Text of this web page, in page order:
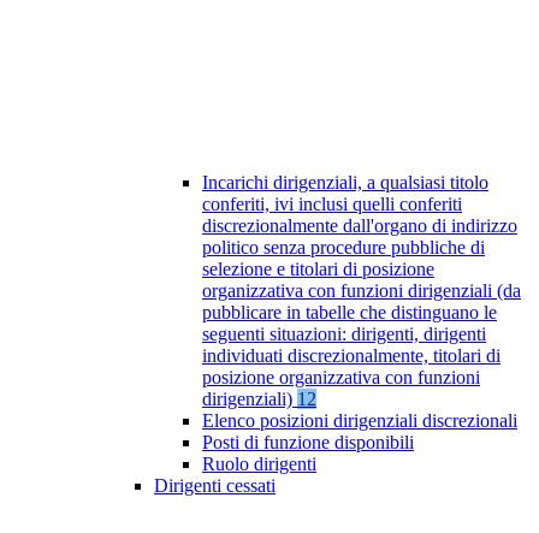
Incarichi dirigenziali, a qualsiasi titolo
conferiti, ivi inclusi quelli conferiti
discrezionalmente dall'organo di indirizzo
politico senza procedure pubbliche di
selezione e titolari di posizione
organizzativa con funzioni dirigenziali (da
pubblicare in tabelle che distinguano le
seguenti situazioni: dirigenti, dirigenti
individuati discrezionalmente, titolari di
posizione organizzativa con funzioni
dirigenziali) 12
Elenco posizioni dirigenziali discrezionali
Posti di funzione disponibili
Ruolo dirigenti
Dirigenti cessati